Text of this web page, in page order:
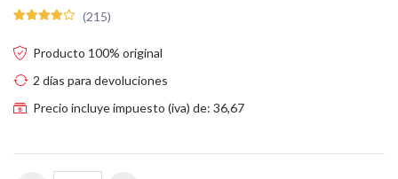
(215)
Producto 100% original
2 días para devoluciones
Precio incluye impuesto (iva) de: 36,67